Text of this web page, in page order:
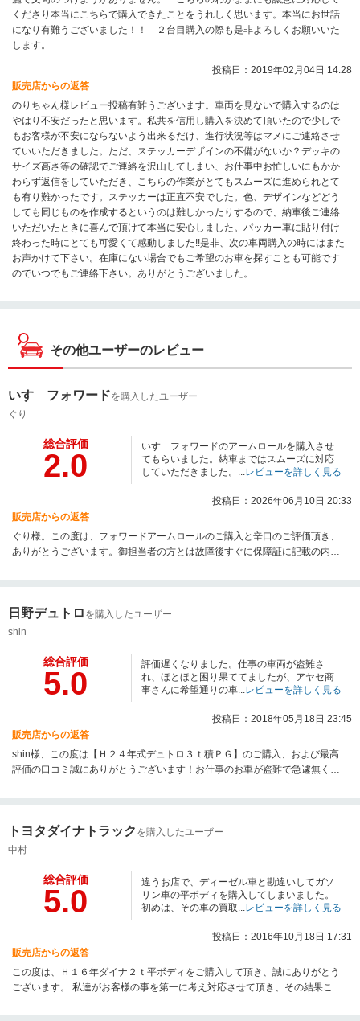
くださり本当にこちらで購入できたことをうれしく思います。本当にお世話
になり有難うございました！！ ２台目購入の際も是非よろしくお願いいた
します。
投稿日：2019年02月04日 14:28
販売店からの返答
のりちゃん様レビュー投稿有難うございます。車両を見ないで購入するのは
やはり不安だったと思います。私共を信用し購入を決めて頂いたので少しで
もお客様が不安にならないよう出来るだけ、進行状況等はマメにご連絡させ
ていいただきました。ただ、ステッカーデザインの不備がないか？デッキの
サイズ高さ等の確認でご連絡を沢山してしまい、お仕事中お忙しいにもかか
わらず返信をしていただき、こちらの作業がとてもスムーズに進められとて
も有り難かったです。ステッカーは正直不安でした。色、デザインなどどう
しても同じものを作成するというのは難しかったりするので、納車後ご連絡
いただいたときに喜んで頂けて本当に安心しました。パッカー車に貼り付け
終わった時にとても可愛くて感動しました!!是非、次の車両購入の時にはまた
お声かけて下さい。在庫にない場合でもご希望のお車を探すことも可能です
のでいつでもご連絡下さい。ありがとうございました。
その他ユーザーのレビュー
いすゞフォワードを購入したユーザー
ぐり
総合評価
2.0
いすゞフォワードのアームロールを購入させ
てもらいました。納車まではスムーズに対応
していただきました。...レビューを詳しく見る
投稿日：2026年06月10日 20:33
販売店からの返答
ぐり様。この度は、フォワードアームロールのご購入と辛口のご評価頂き、
ありがとうございます。御担当者の方とは故障後すぐに保障証に記載の内容
念ですが、ご指摘の内容、真摯に受け止めさせて頂きます。ご迷惑おかけし
日野デュトロ を購入したユーザー
shin
総合評価
5.0
評価遅くなりました。仕事の車両が盗難さ
れ、ほとほと困り果ててましたが、アヤセ商
事さんに希望通りの車...レビューを詳しく見る
投稿日：2018年05月18日 23:45
販売店からの返答
shin様、この度は【Ｈ２４年式デュトロ３ｔ積ＰＧ】のご購入、および最高
評価の口コミ誠にありがとうございます！お仕事のお車が盗難で急遽無くな
した！もちろん手は抜いてませんよ（笑）仕事・私生活共に落ち着いてきた
それでは、今後とも末永くよろしくお願いいたします！
トヨタダイナトラック を購入したユーザー
中村
総合評価
5.0
違うお店で、ディーゼル車と勘違いしてガソ
リン車の平ボディを購入してしまいました。
初めは、その車の買取...レビューを詳しく見る
投稿日：2016年10月18日 17:31
販売店からの返答
この度は、Ｈ１６年ダイナ２ｔ平ボディをご購入して頂き、誠にありがとう
ございます。 私達がお客様の事を第一に考え対応させて頂き、その結果この
より遅れてしまったこと大変申し訳御座いませんでした。 次回ご縁が御座い